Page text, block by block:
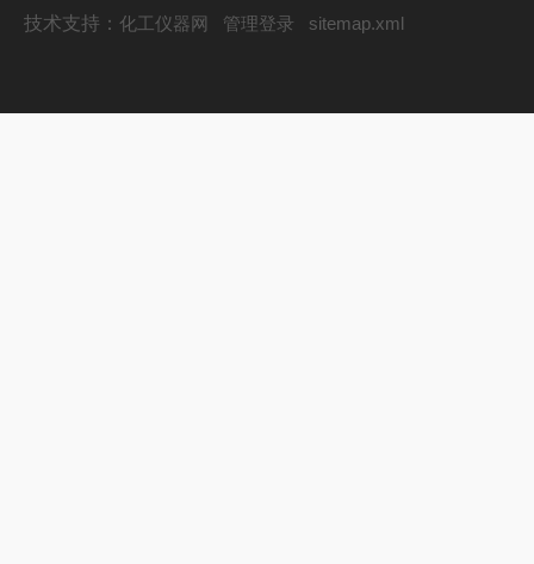
技术支持： 化工仪器网 管理登录 sitemap.xml